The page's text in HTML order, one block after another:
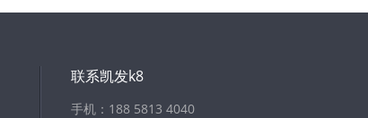
联系凯发k8
手机：188 5813 4040